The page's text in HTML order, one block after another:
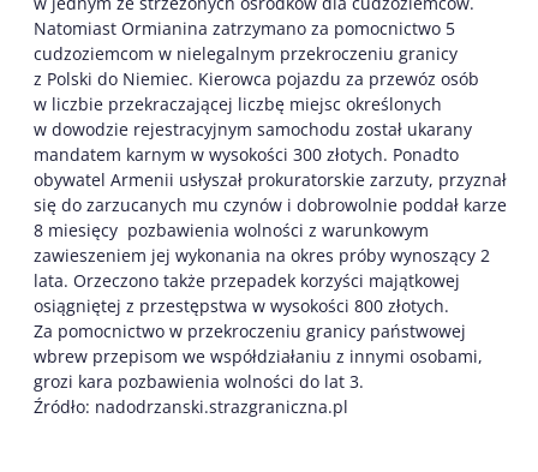
Natomiast Ormianina zatrzymano za pomocnictwo 5
cudzoziemcom w nielegalnym przekroczeniu granicy
z Polski do Niemiec. Kierowca pojazdu za przewóz osób
w liczbie przekraczającej liczbę miejsc określonych
w dowodzie rejestracyjnym samochodu został ukarany
mandatem karnym w wysokości 300 złotych. Ponadto
obywatel Armenii usłyszał prokuratorskie zarzuty, przyznał
się do zarzucanych mu czynów i dobrowolnie poddał karze
8 miesięcy pozbawienia wolności z warunkowym
zawieszeniem jej wykonania na okres próby wynoszący 2
lata. Orzeczono także przepadek korzyści majątkowej
osiągniętej z przestępstwa w wysokości 800 złotych.
Za pomocnictwo w przekroczeniu granicy państwowej
wbrew przepisom we współdziałaniu z innymi osobami,
grozi kara pozbawienia wolności do lat 3.
Źródło: nadodrzanski.strazgraniczna.pl